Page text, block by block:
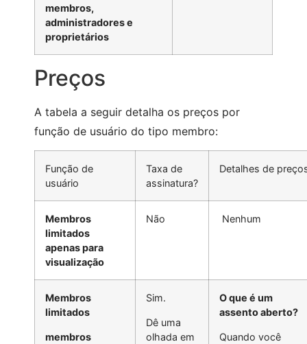
membros,
administradores e
proprietários
Preços
A tabela a seguir detalha os preços por
função de usuário do tipo membro:
Função de
usuário
Taxa de
assinatura?
Detalhes de
Membros
limitados
apenas para
visualização
Não Nenhum
Membros
limitados
membros
Sim.
Dê uma
olhada em
O que é um
assento aberto?
Quando você